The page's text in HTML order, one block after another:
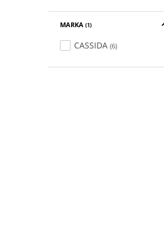
MARKA (1)
CASSIDA (6)